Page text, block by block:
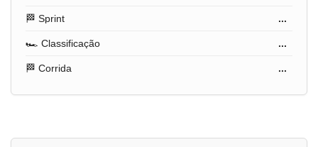
🏁 Sprint ...
🏎️ Classificação ...
🏁 Corrida ...